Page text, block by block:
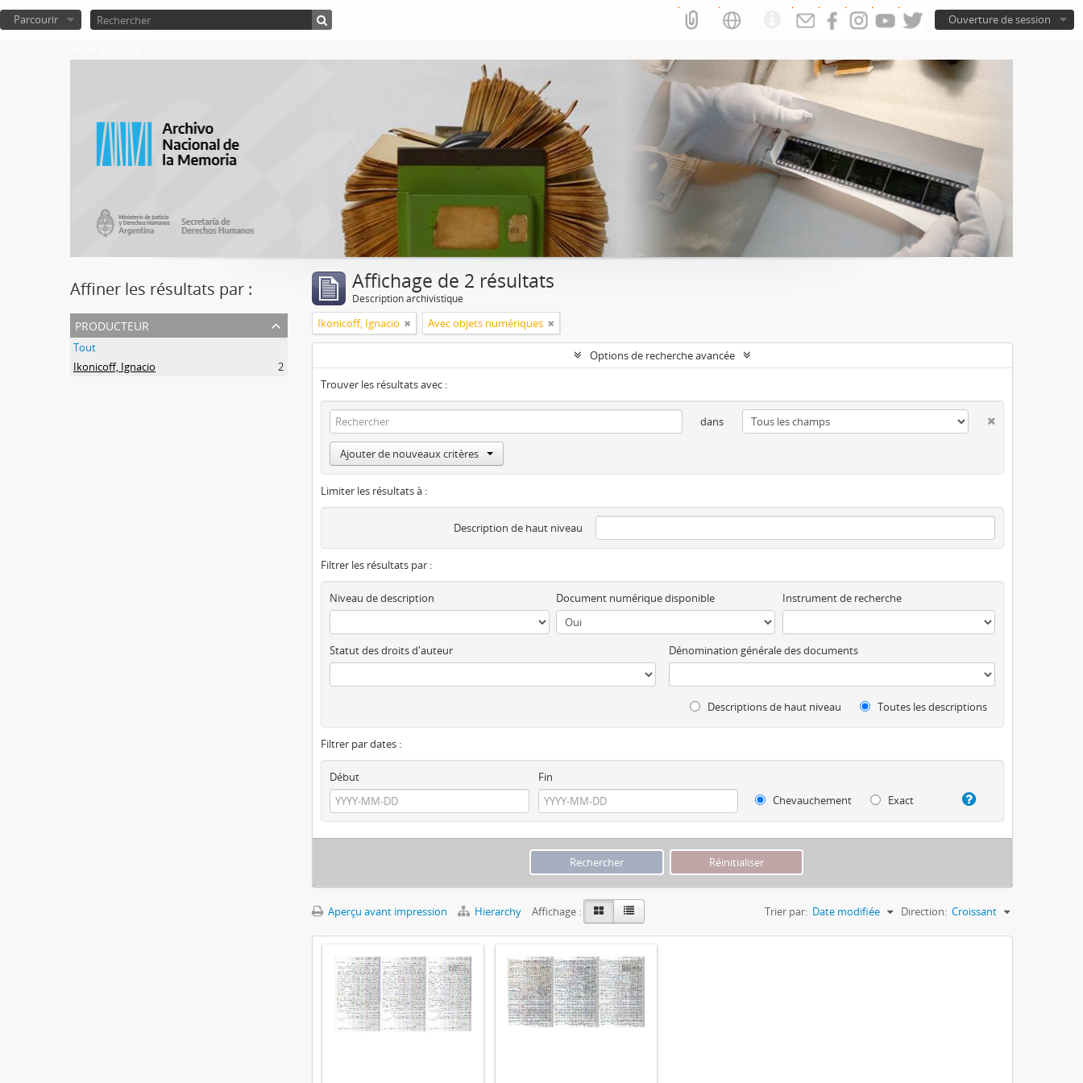
Ouverture de session
Parcourir
Affiner les résultats par :
producteur
Tout
Ikonicoff, Ignacio
2
Affichage de 2 résultats
Description archivistique
Ikonicoff, Ignacio Avec objets numériques
Options de recherche avancée
Trouver les résultats avec :
dans
Ajouter de nouveaux critères
Limiter les résultats à :
Description de haut niveau
Filtrer les résultats par :
Niveau de description Document numérique disponible Instrument de recherche
Statut des droits d'auteur Dénomination générale des documents
Descriptions de haut niveau Toutes les descriptions
Filtrer par dates :
Début
Fin
Chevauchement
Exact
Aperçu avant impression Hierarchy Affichage : Trier par: Date modifiée Direction: Croissant